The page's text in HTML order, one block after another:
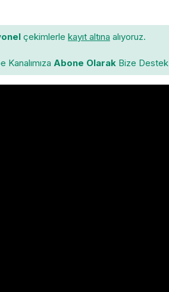
çekimlerle kayıt altına alıyoruz.
Kanalımıza Abone Olarak Bize Destek